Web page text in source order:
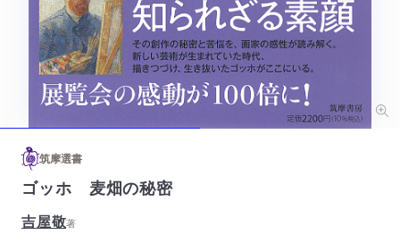
筑摩選書
ゴッホ 麦畑の秘密
吉屋敬著